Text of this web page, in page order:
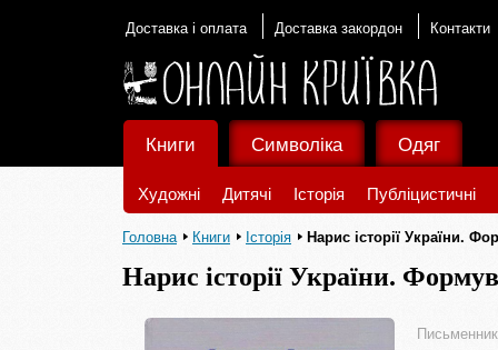
Доставка і оплата Доставка закордон Контакти
Книги
Художні Дитячі Історія Публіцистичні
Символіка Одяг
Головна Книги Історія Нарис історії України.
Нарис історії України.